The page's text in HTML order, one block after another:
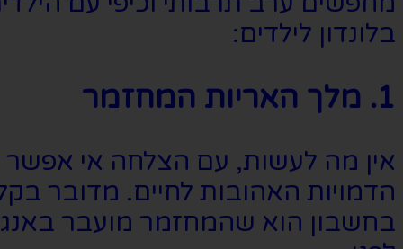
בלונדון לילדים:
1. מלך האריות המחזמר
הדמויות האהובות לחיים. מדובר
בחשבון הוא שהמחזמר מועבר